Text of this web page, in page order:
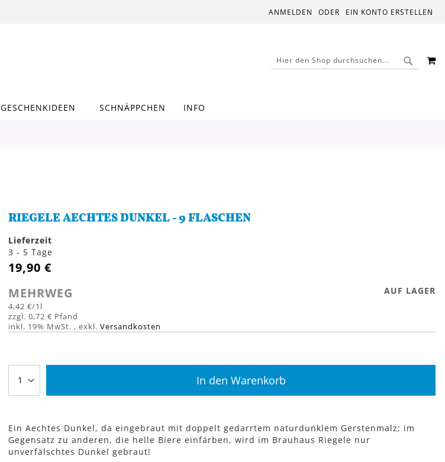
ANMELDEN EIN KONTO ERSTELLEN
SUCHE
GESCHENKIDEEN SCHNÄPPCHEN INFO
RIEGELE AECHTES DUNKEL - 9 FLASCHEN
Lieferzeit
3 - 5 Tage
19,90 €
MEHRWEG
4,42 €/1l
0,72 €
inkl. 19% MwSt. ,exkl.Versandkosten
AUF LAGER
In den Warenkorb
Ein Aechtes Dunkel, da eingebraut mit doppelt gedarrtem naturdunklem Gerstenmalz; im
Gegensatz zu anderen, die helle Biere einfärben, wird im Brauhaus Riegele nur
unverfälschtes Dunkel gebraut!